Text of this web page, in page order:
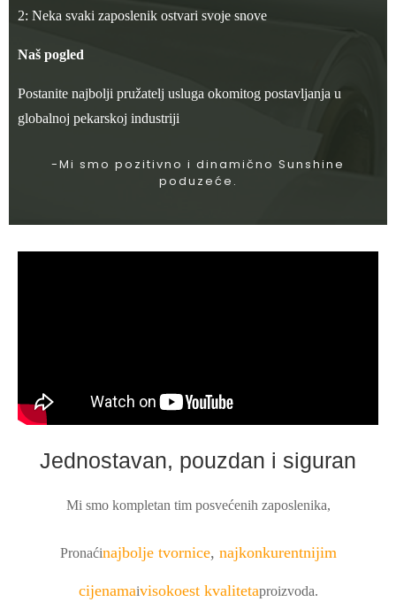
2: Neka svaki zaposlenik ostvari svoje snove
Naš pogled
Postanite najbolji pružatelj usluga okomitog postavljanja u
globalnoj pekarskoj industriji
-Mi smo pozitivno i dinamično Sunshine
poduzeće.
Jednostavan, pouzdan i siguran
Mi smo kompletan tim posvećenih zaposlenika,
Pronaćinajbolje tvornice, najkonkurentnijim
cijenamaivisokoest kvalitetaproizvoda.